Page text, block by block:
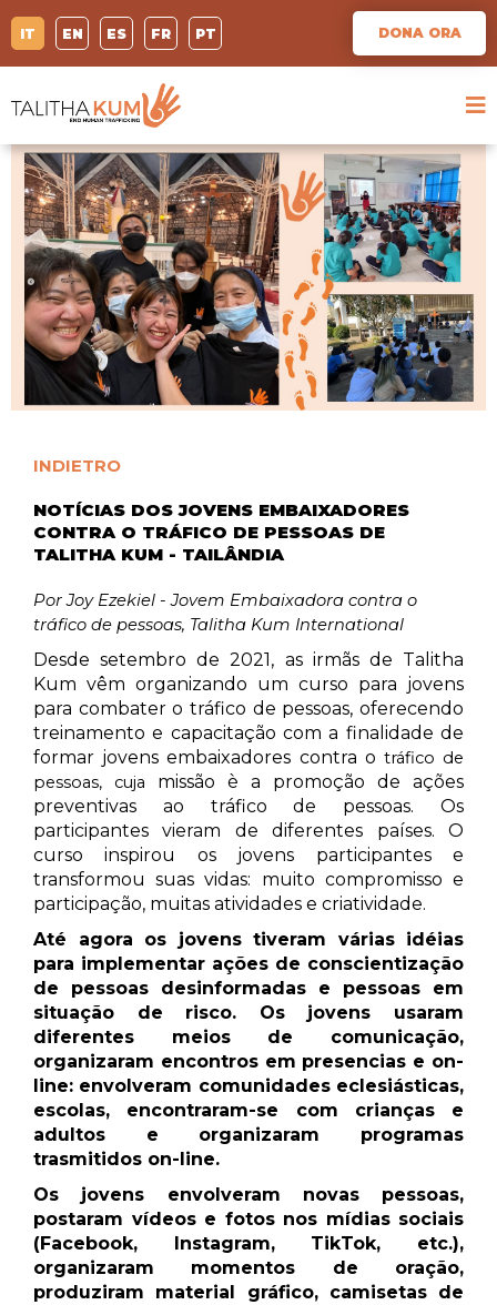
IT EN ES FR PT DONA ORA
INDIETRO
NOTÍCIAS DOS JOVENS EMBAIXADORES
CONTRA O TRÁFICO DE PESSOAS DE
TALITHA KUM - TAILÂNDIA
Por Joy Ezekiel - Jovem Embaixadora contra o
tráfico de pessoas, Talitha Kum International
Desde setembro de 2021, as irmãs de Talitha
Kum vêm organizando um curso para jovens
para combater o tráfico de pessoas, oferecendo
treinamento e capacitação com a finalidade de
formar jovens embaixadores contra o tráfico de
pessoas, cuja missão è a promoção de ações
preventivas ao tráfico de pessoas. Os
participantes vieram de diferentes países. O
curso inspirou os jovens participantes e
transformou suas vidas: muito compromisso e
participação, muitas atividades e criatividade.
Até agora os jovens tiveram várias idéias
para implementar ações de conscientização
de pessoas desinformadas e pessoas em
situação de risco. Os jovens usaram
diferentes meios de comunicação,
organizaram encontros em presencias e on-
line: envolveram comunidades eclesiásticas,
escolas, encontraram-se com crianças e
adultos e organizaram programas
trasmitidos on-line.
Os jovens envolveram novas pessoas,
postaram vídeos e fotos nos mídias sociais
(Facebook, Instagram, TikTok, etc.),
organizaram momentos de oração,
produziram material gráfico, camisetas de